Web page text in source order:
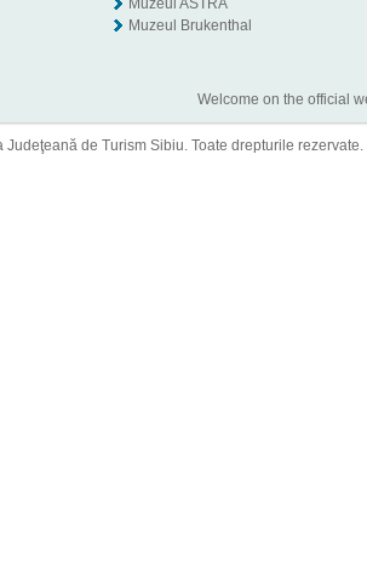
Muzeul ASTRA
Muzeul Brukenthal
Welcome on the official
de Turism Sibiu. Toate drepturile rezervate.